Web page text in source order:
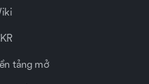
tảng mở